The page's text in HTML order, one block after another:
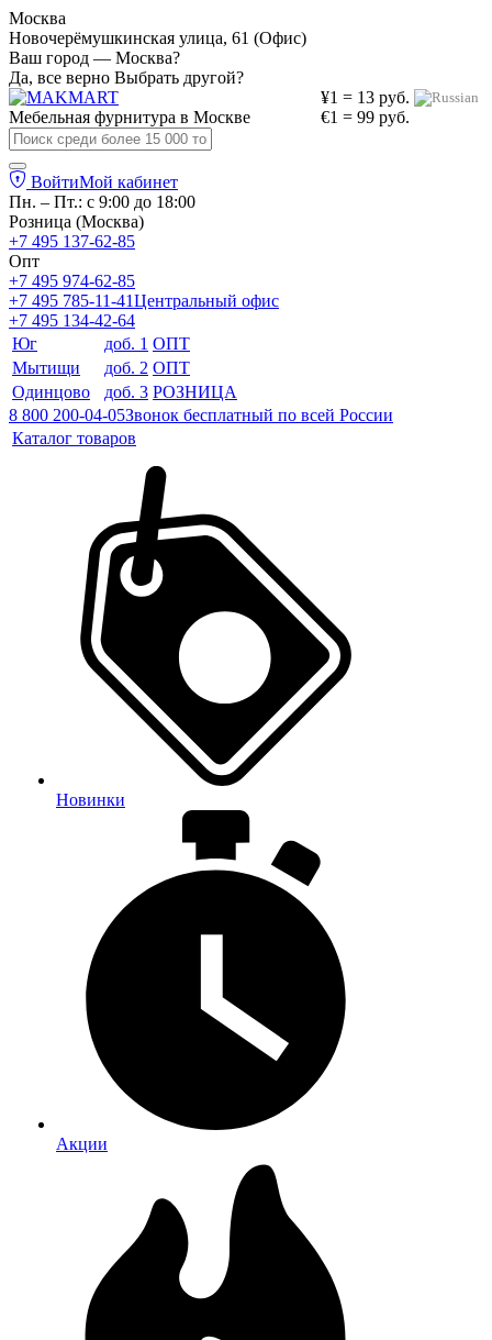
Москва
Новочерёмушкинская улица, 61 (Офис)
Ваш город — Москва?
Да, все верно Выбрать другой?
¥1 = 13 руб.
€1 = 99 руб.
Мебельная фурнитура в Москве
ВойтиМой кабинет
Пн. – Пт.: с 9:00 до 18:00
Розница (Москва)
+7 495 137-62-85
Опт
+7 495 974-62-85
+7 495 785-11-41Центральный офис
+7 495 134-42-64
Юг
доб. 1 ОПТ
Мытищи
доб. 2 ОПТ
Одинцово
доб. 3 РОЗНИЦА
8 800 200-04-05Звонок бесплатный по всей России
Каталог товаров
Новинки
Акции